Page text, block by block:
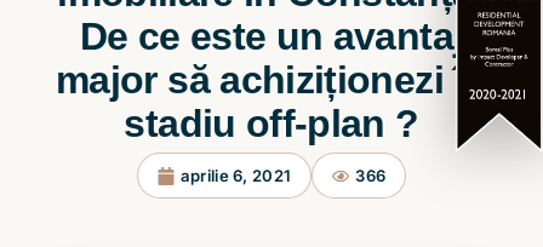
De ce este un avantaj
major să achiziționezi în
stadiu off-plan ?
aprilie 6, 2021 366